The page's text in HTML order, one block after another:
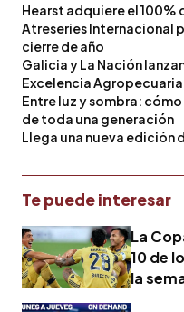
Hearst adquiere el 100%
Atreseries Internacional
cierre de año
Galicia y La Nación
Excelencia Agropecuaria
Entre luz y sombra:
de toda una generación
Llega una nueva edición
Te puede interesar
La
10 de
la